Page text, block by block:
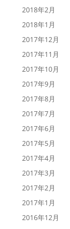
2018年2月
2018年1月
2017年12月
2017年11月
2017年10月
2017年9月
2017年8月
2017年7月
2017年6月
2017年5月
2017年4月
2017年3月
2017年2月
2017年1月
2016年12月